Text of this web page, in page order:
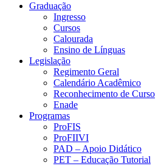
Graduação
Ingresso
Cursos
Calourada
Ensino de Línguas
Legislação
Regimento Geral
Calendário Acadêmico
Reconhecimento de Curso
Enade
Programas
ProFIS
ProFIIVI
PAD – Apoio Didático
PET – Educação Tutorial